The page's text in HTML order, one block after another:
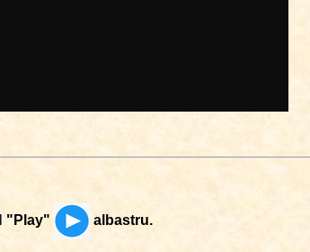
"Play" albastru.